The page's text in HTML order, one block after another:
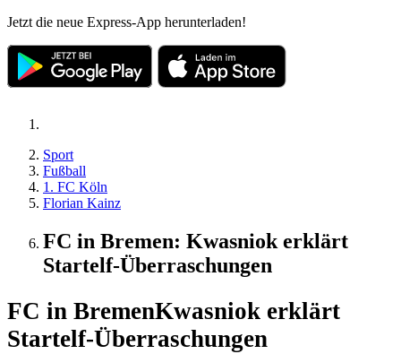
Jetzt die neue Express-App herunterladen!
Sport
Fußball
1. FC Köln
Florian Kainz
FC in Bremen: Kwasniok erklärt
Startelf-Überraschungen
FC in BremenKwasniok erklärt
Startelf-Überraschungen